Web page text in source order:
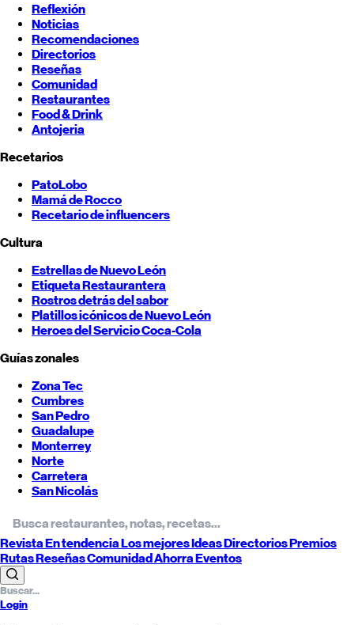
Reflexión
Noticias
Recomendaciones
Directorios
Reseñas
Comunidad
Restaurantes
Food & Drink
Antojeria
Recetarios
PatoLobo
Mamá de Rocco
Recetario de influencers
Cultura
Estrellas deNuevo León
Etiqueta Restaurantera
Rostros detrás del sabor
Platillos icónicos deNuevo León
Heroes del Servicio Coca-Cola
Guías zonales
Zona Tec
Cumbres
San Pedro
Guadalupe
Monterrey
Norte
Carretera
San Nicolás
RevistaEn tendenciaLos mejoresIdeasDirectoriosPremios
RutasReseñasComunidadAhorraEventos
Login